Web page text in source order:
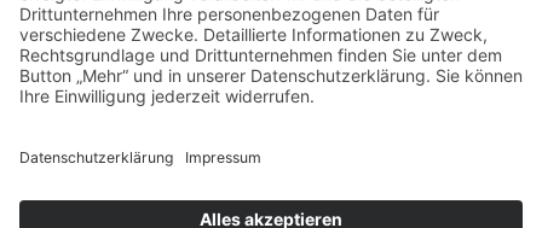
© 2026 | Kolpingwerk Diözesanverband Augsburg